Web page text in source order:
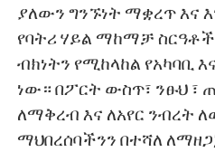
ያለውን ግንኙነት ማቋረጥ እና
የባትሪ ሃይል ማከማቻ
ብክነትን የሚከላከል የአካባቢ
ነው። በፖርት ውስጥ፣ ንፁህ ፣
ለማቅረብ እና ለአየር ንብረት
ማህበረሰባችንን በተሻለ